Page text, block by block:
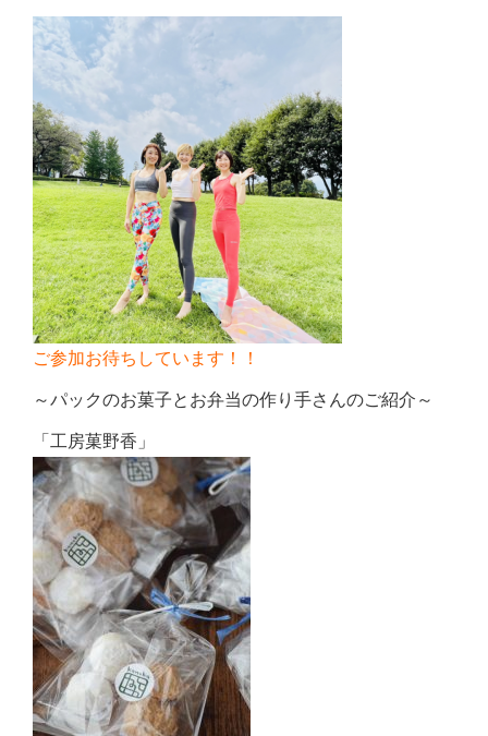
ご参加お待ちしています！！
～パックのお菓子とお弁当の作り手さんのご紹介～
「工房菓野香」